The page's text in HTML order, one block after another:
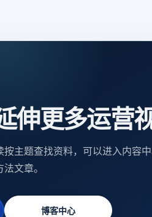
伸更多运营
主题查找资料，可以进入内容
文章。
博客中心